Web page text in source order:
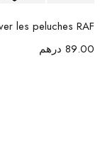
89.00 درهم